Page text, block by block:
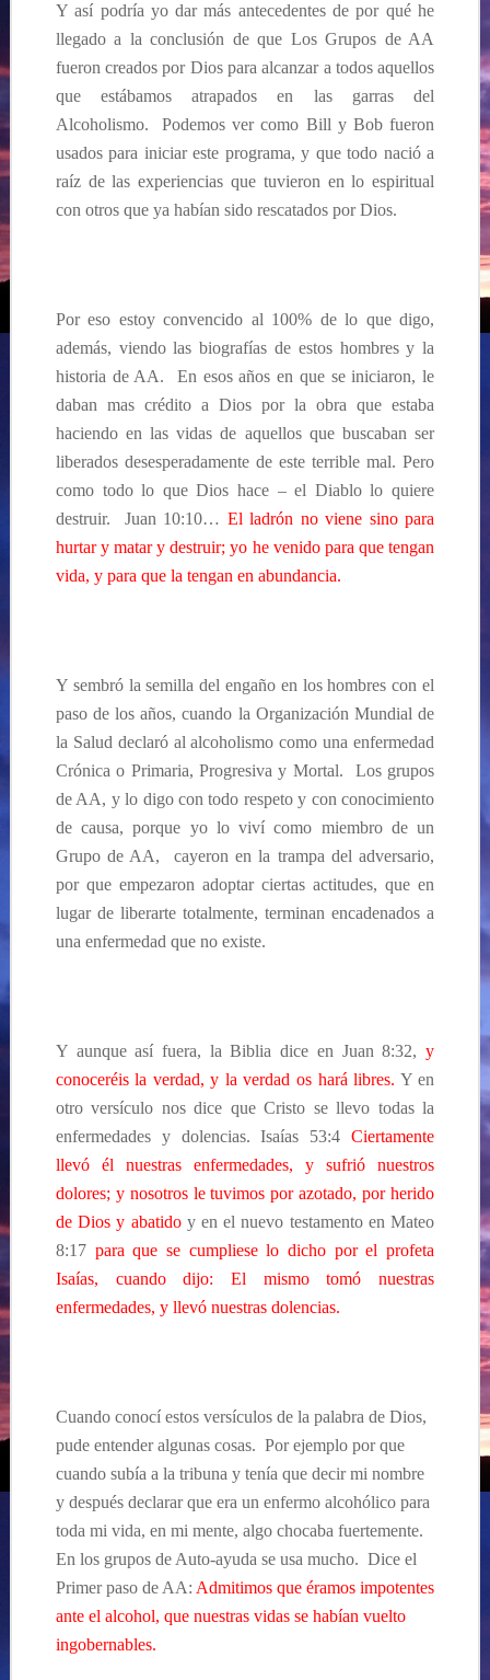
Y así podría yo dar más antecedentes de por qué he
llegado a la conclusión de que Los Grupos de AA
fueron creados por Dios para alcanzar a todos aquellos
que estábamos atrapados en las garras del
Alcoholismo. Podemos ver como Bill y Bob fueron
usados para iniciar este programa, y que todo nació a
raíz de las experiencias que tuvieron en lo espiritual
con otros que ya habían sido rescatados por Dios.
Por eso estoy convencido al 100% de lo que digo,
además, viendo las biografías de estos hombres y la
historia de AA. En esos años en que se iniciaron, le
daban mas crédito a Dios por la obra que estaba
haciendo en las vidas de aquellos que buscaban ser
liberados desesperadamente de este terrible mal. Pero
como todo lo que Dios hace – el Diablo lo quiere
destruir. Juan 10:10… El ladrón no viene sino para
hurtar y matar y destruir; yo he venido para que tengan
vida, y para que la tengan en abundancia.
Y sembró la semilla del engaño en los hombres con el
paso de los años, cuando la Organización Mundial de
la Salud declaró al alcoholismo como una enfermedad
Crónica o Primaria, Progresiva y Mortal. Los grupos
de AA, y lo digo con todo respeto y con conocimiento
de causa, porque yo lo viví como miembro de un
Grupo de AA, cayeron en la trampa del adversario,
por que empezaron adoptar ciertas actitudes, que en
lugar de liberarte totalmente, terminan encadenados a
una enfermedad que no existe.
Y aunque así fuera, la Biblia dice en Juan 8:32,y
conoceréis la verdad, y la verdad os hará libres. Y en
otro versículo nos dice que Cristo se llevo todas la
enfermedades y dolencias. Isaías 53:4Ciertamente
llevó él nuestras enfermedades, y sufrió nuestros
dolores; y nosotros le tuvimos por azotado, por herido
de Dios y abatido y en el nuevo testamento en Mateo
8:17para que se cumpliese lo dicho por el profeta
Isaías, cuando dijo: El mismo tomó nuestras
enfermedades, y llevó nuestras dolencias.
Cuando conocí estos versículos de la palabra de Dios,
pude entender algunas cosas. Por ejemplo por que
cuando subía a la tribuna y tenía que decir mi nombre
y después declarar que era un enfermo alcohólico para
toda mi vida, en mi mente, algo chocaba fuertemente.
En los grupos de Auto-ayuda se usa mucho. Dice el
Primer paso de AA: Admitimos que éramos impotentes
ante el alcohol, que nuestras vidas se habían vuelto
ingobernables.